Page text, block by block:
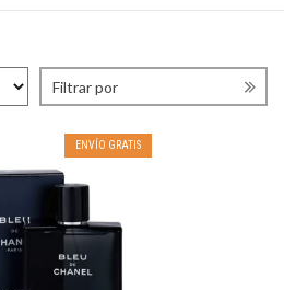
Filtrar por
ENVÍO GRATIS